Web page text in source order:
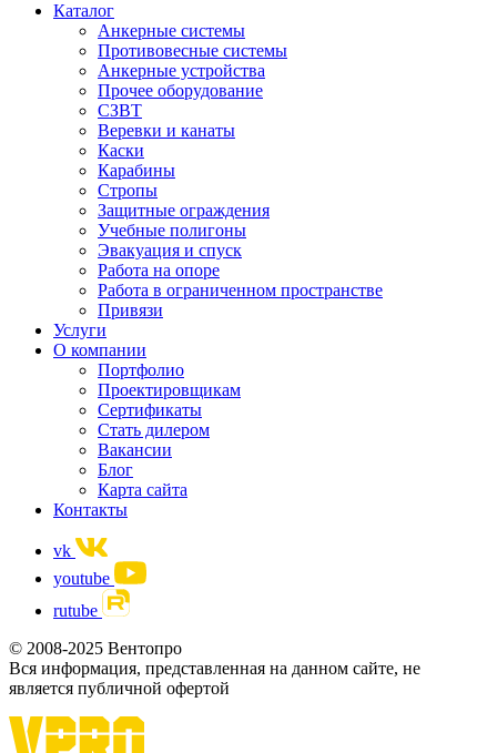
Каталог
Анкерные системы
Противовесные системы
Анкерные устройства
Прочее оборудование
СЗВТ
Веревки и канаты
Каски
Карабины
Стропы
Защитные ограждения
Учебные полигоны
Эвакуация и спуск
Работа на опоре
Работа в ограниченном пространстве
Привязи
Услуги
О компании
Портфолио
Проектировщикам
Сертификаты
Стать дилером
Вакансии
Блог
Карта сайта
Контакты
vk
youtube
rutube
© 2008-2025 Вентопро
Вся информация, представленная на данном сайте, не
является публичной офертой